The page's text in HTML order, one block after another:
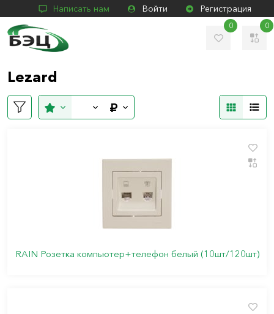
Написать нам Войти Регистрация
0 0
Lezard
RAIN Розетка компьютер+телефон белый (10шт/120шт)